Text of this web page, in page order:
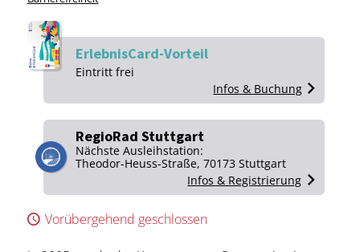
Vorübergehend geschlossen
ErlebnisCard-Vorteil
Ein­tritt frei
Infos & Buchung
RegioRad Stuttgart
Nächste Ausleihstation:
Theodor-Heuss-Straße, 70173 Stuttgart
Infos & Registrierung